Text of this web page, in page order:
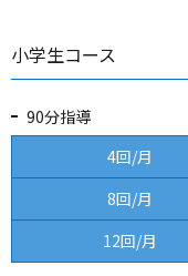
小学生コース
90分指導
4回/月
8回/月
12回/月